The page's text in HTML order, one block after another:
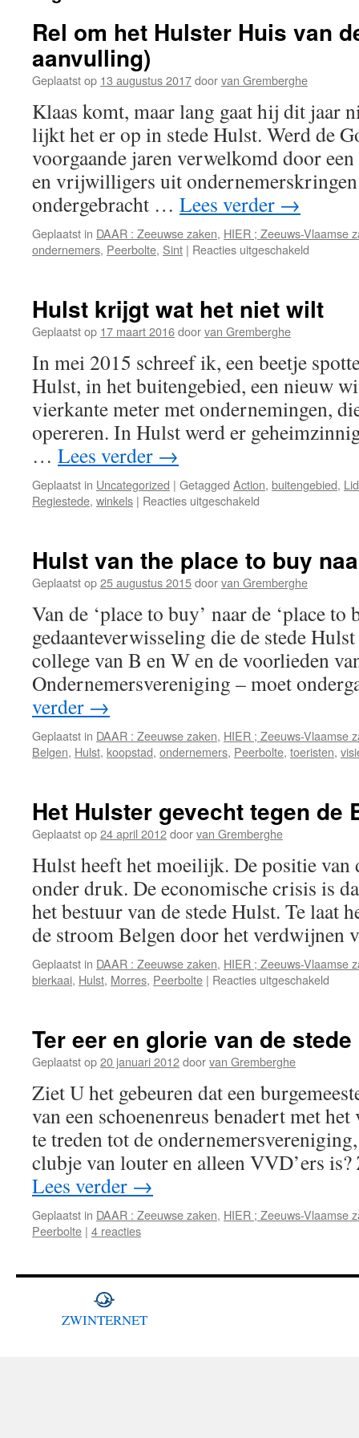
Rel om het Hulster Huis van
aanvulling)
Geplaatst op 13 augustus 2017doorvan Gremberghe
Klaas komt, maar lang gaat hij dit jaar
lijkt het er op in stede Hulst. Werd de
voorgaande jaren verwelkomd door
en vrijwilligers uit
ondergebracht … Lees verder →
Geplaatst in DAAR : Zeeuwse zaken, HIER ; Zeeuws-Vlaamse
ondernemers, Peerbolte, Sint | Reacties uitgeschakeld
Hulster
de
Sint
(met
Hulst krijgt wat het niet wilt
Geplaatst op 17 maart 2016doorvan Gremberghe
In mei 2015 schreef ik, een beetje
Hulst, in het buitengebied, een nieuw
vierkante meter met ondernemingen,
opereren. In Hulst werd er
… Lees verder →
Geplaatst in Uncategorized | Getagged Action, buitengebied,
Regiestede, winkels | Reacties uitgeschakeld
het
niet
Hulst van the place to buy
Geplaatst op25 augustus 2015doorvan Gremberghe
Van de ‘place to buy’ naar de ‘place to
gedaanteverwisseling die de stede
college van B en W en de voorlieden
Ondernemersvereniging – moet
verder →
Geplaatst in DAAR : Zeeuwse zaken, HIER ; Zeeuws-Vlaamse
Belgen, Hulst, koopstad, ondernemers, Peerbolte, toeristen,
Het Hulster gevecht tegen de
Geplaatst op24 april 2012doorvan Gremberghe
Hulst heeft het moeilijk. De positie van
onder druk. De economische crisis is
het bestuur van de stede Hulst. Te laat
de stroom Belgen door het
Geplaatst in DAAR : Zeeuwse zaken, HIER ; Zeeuws-Vlaamse
bierkaai, Hulst, Morres, Peerbolte | Reacties uitgeschakeld
tegen
Ter eer en glorie van de stede
Geplaatst op20 januari 2012doorvan Gremberghe
Ziet U het gebeuren dat een
van een schoenenreus benadert met
te treden tot de
clubje van louter en alleen VVD’ers
Lees verder →
Geplaatst in DAAR : Zeeuwse zaken, HIER ; Zeeuws-Vlaamse
Peerbolte | 4 reacties
ZWINTERNET